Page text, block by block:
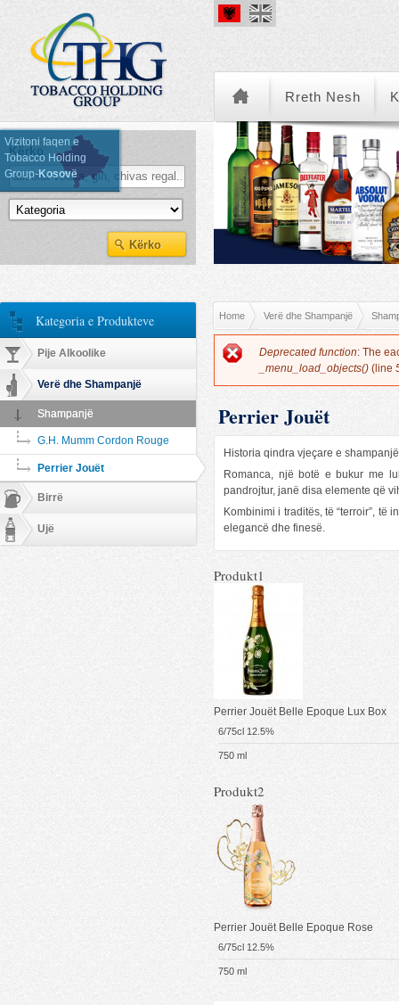
Vizitoni faqen e
Tobacco Holding
Group-Kosovë
Rreth Nesh
Kërko
Kategoria e Produkteve
You are here
Home Verë dhe Shampanjë
Error message
Deprecated function: The
_menu_load_objects() (line
Perrier Jouët
Historia qindra vjeçare e
Romanca, një botë e bukur me
pandrojtur, janë disa elemente që
Kombinimi i traditës, të “terroir”,
elegancë dhe finesë.
Produkt1
Perrier Jouët Belle Epoque Lux Box
6/75cl 12.5%
750 ml
Produkt2
Perrier Jouët Belle Epoque Rose
6/75cl 12.5%
750 ml
Kategoria e Produkteve
Pije Alkoolike
Verë dhe Shampanjë
Shampanjë
G.H. Mumm Cordon Rouge
Perrier Jouët
Birrë
Ujë